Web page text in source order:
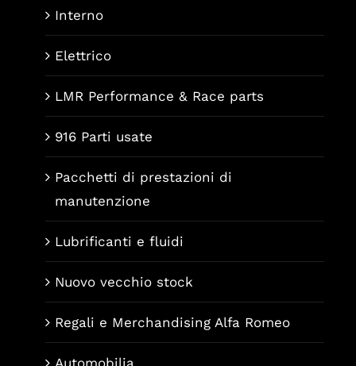
Interno
Elettrico
LMR Performance & Race parts
916 Parti usate
Pacchetti di prestazioni di
manutenzione
Lubrificanti e fluidi
Nuovo vecchio stock
Regali e Merchandising Alfa Romeo
Automobilia